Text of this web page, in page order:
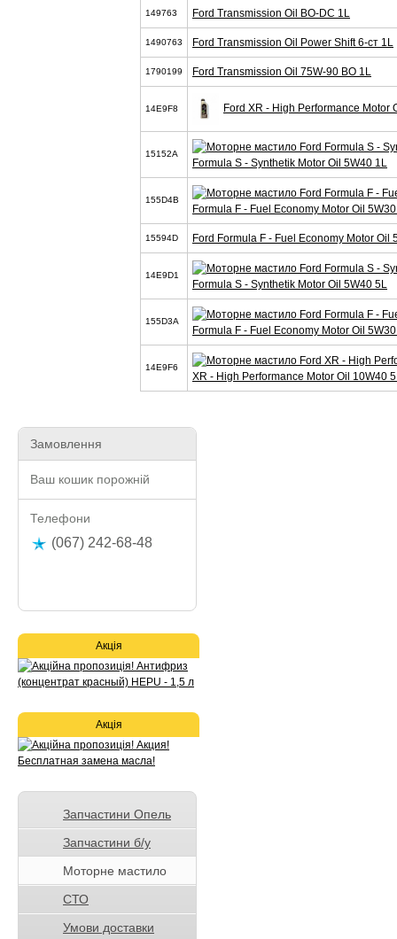
149763 Ford Transmission Oil BO-DC 1L
1490763 Ford Transmission Oil Power Shift 6-ст 1L
1790199 Ford Transmission Oil 75W-90 BO 1L
14E9F8 Ford XR - High Performance Motor
15152A
Formula S - Synthetik Motor Oil 5W40 1L
155D4B
Formula F - Fuel Economy Motor Oil
15594D Ford Formula F - Fuel Economy Motor Oil
14E9D1
Formula S - Synthetik Motor Oil 5W40 5L
155D3A
Formula F - Fuel Economy Motor Oil
14E9F6
XR - High Performance Motor Oil 10W40
Замовлення
Ваш кошик порожній
Телефони
(067) 242-68-48
Акція
Акція
Запчастини Опель
Запчастини б/у
Моторне мастило
СТО
Умови доставки